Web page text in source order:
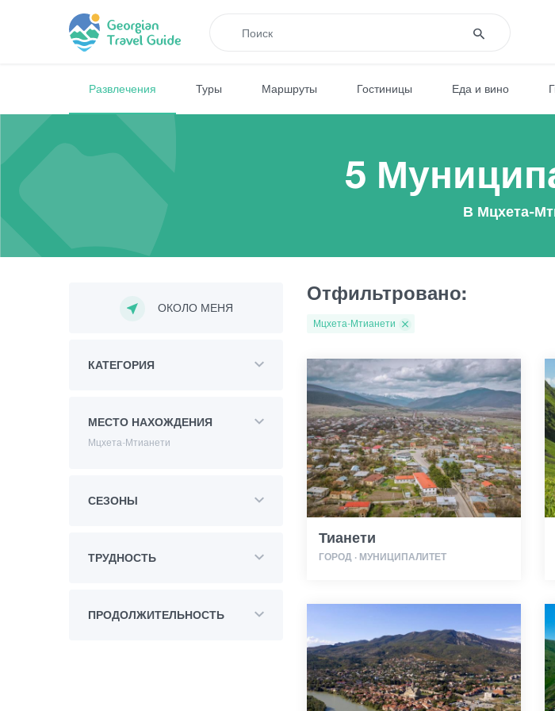
Развлечения Туры Маршруты Гостиницы Еда и вино
5
В Мцхета-
ОКОЛО МЕНЯ
КАТЕГОРИЯ
МЕСТО НАХОЖДЕНИЯ
Мцхета-Мтианети
СЕЗОНЫ
ТРУДНОСТЬ
ПРОДОЛЖИТЕЛЬНОСТЬ
Отфильтровано:
Мцхета-Мтианети
Тианети
ГОРОД · МУНИЦИПАЛИТЕТ